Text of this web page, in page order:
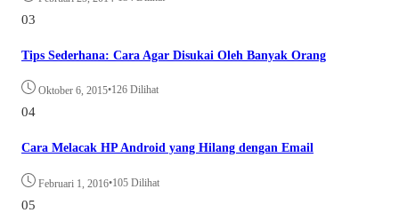
03
Tips Sederhana: Cara Agar Disukai Oleh Banyak Orang
Oktober 6, 2015•126 Dilihat
04
Cara Melacak HP Android yang Hilang dengan Email
Februari 1, 2016•105 Dilihat
05